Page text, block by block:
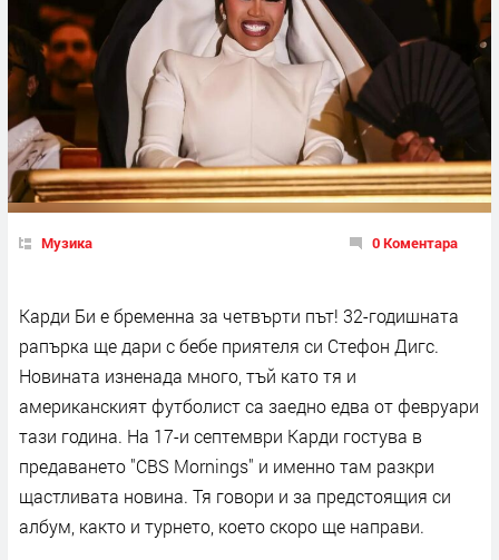
Музика 0 Коментара
Карди Би е бременна за четвърти път! 32-годишната
рапърка ще дари с бебе приятеля си Стефон Дигс.
Новината изненада много, тъй като тя и
американският футболист са заедно едва от февруари
тази година. На 17-и септември Карди гостува в
предаването "CBS Mornings" и именно там разкри
щастливата новина. Тя говори и за предстоящия си
албум, както и турнето, което скоро ще направи.